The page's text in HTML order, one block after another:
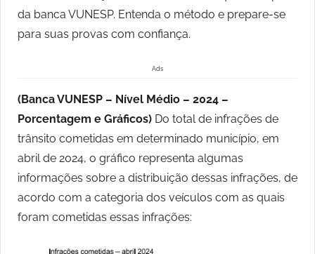
da banca VUNESP. Entenda o método e prepare-se
para suas provas com confiança.
Ads
(Banca VUNESP – Nível Médio – 2024 –
Porcentagem e Gráficos) Do total de infrações de
trânsito cometidas em determinado município, em
abril de 2024, o gráfico representa algumas
informações sobre a distribuição dessas infrações, de
acordo com a categoria dos veículos com as quais
foram cometidas essas infrações: